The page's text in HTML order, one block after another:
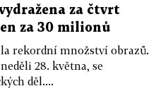
za čtvrt
za 30 milionů
rekordní množství obrazů.
28. května, se
děl....